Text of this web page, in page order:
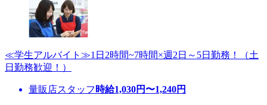
≪学生アルバイト≫1日2時間~7時間×週2日～5日勤務！（土
日勤務歓迎！）
量販店スタッフ 時給1,030円〜1,240円